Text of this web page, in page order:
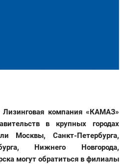
Лизинговая компания «КАМАЗ»
в крупных городах
Москвы, Санкт-Петербурга,
Нижнего Новгорода,
могут обратиться в филиалы